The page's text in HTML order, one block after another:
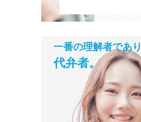
一番の理解者であり
代弁者。